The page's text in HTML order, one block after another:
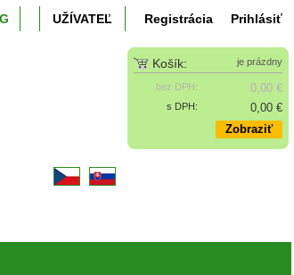
Registrácia Prihlásiť
UŽÍVATEĽ
Košík: je prázdny
bez DPH: 0,00 €
s DPH:
0,00 €
Zobraziť